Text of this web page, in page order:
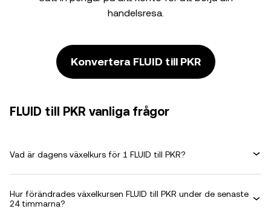
handelsresa.
Konvertera FLUID till PKR
FLUID till PKR vanliga frågor
Vad är dagens växelkurs för 1 FLUID till PKR?
Hur förändrades växelkursen FLUID till PKR under de senaste
24 timmarna?